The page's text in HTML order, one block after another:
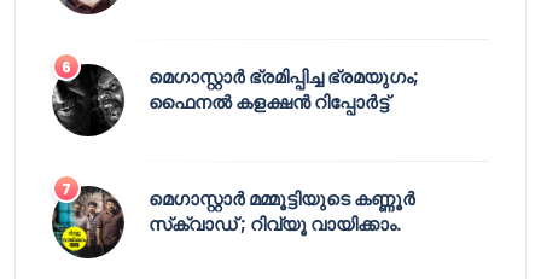
മെഗാസ്റ്റാർ ഭ്രമിപ്പിച്ച ഭ്രമയുഗം;
ഫൈനൽ കളക്ഷൻ റിപ്പോർട്ട്
മെഗാസ്റ്റാർ മമ്മൂട്ടിയുടെ കണ്ണൂർ
സ്‌ക്വാഡ് ; റിവ്യൂ വായിക്കാം.